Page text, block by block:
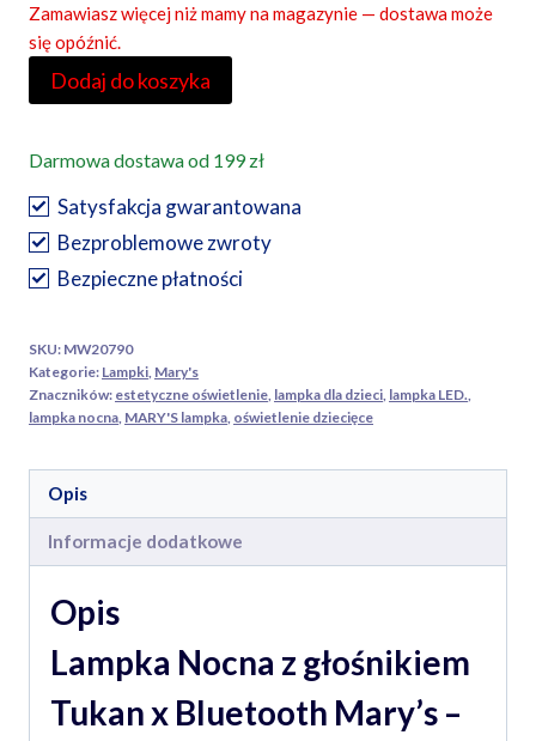
nocna
z
głośnikiem
-
Prezent
dla
–
Różowa,
światło
regulacja
jasności
Zamawiasz więcej niż mamy na magazynie — dostawa może
się opóźnić.
Dodaj do koszyka
Darmowa dostawa od 199 zł
Satysfakcja gwarantowana
Bezproblemowe zwroty
Bezpieczne płatności
SKU: MW20790
Kategorie: Lampki Mary's
Znaczników: estetyczne oświetlenie lampka dla dzieci lampka LED.
lampka nocna MARY'S lampka oświetlenie dziecięce
Opis
Informacje dodatkowe
Opis
Lampka Nocna z głośnikiem
Tukan x Bluetooth Mary’s –